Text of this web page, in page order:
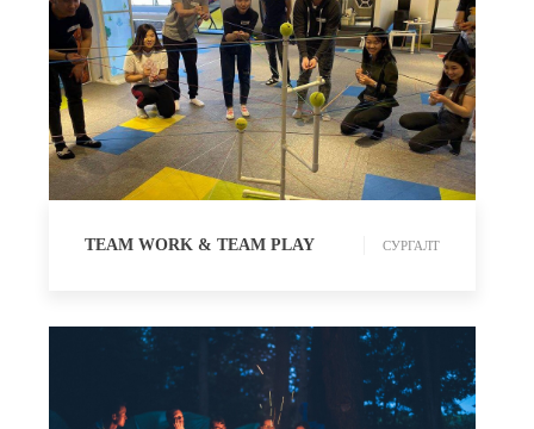
СУРГАЛТ
TEAM WORK & TEAM PLAY СУРГАЛТ